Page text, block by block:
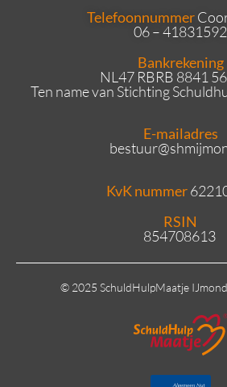
Telefoonnummer
06 – 41831592
Bankrekening
NL47 RBRB 8841
Ten name van Stichting
E-mailadres
bestuur
KvK nummer
RSIN
854708613
© 2025 SchuldHulpMaatje